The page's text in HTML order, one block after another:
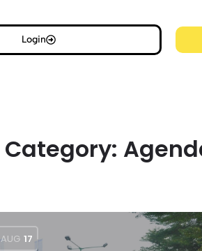
Login
Category:
AUG 17